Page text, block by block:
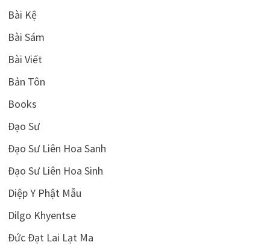
Bài Kệ
Bài Sám
Bài Viết
Bản Tôn
Books
Đạo Sư
Đạo Sư Liên Hoa Sanh
Đạo Sư Liên Hoa Sinh
Diệp Y Phật Mẫu
Dilgo Khyentse
Đức Đạt Lai Lạt Ma